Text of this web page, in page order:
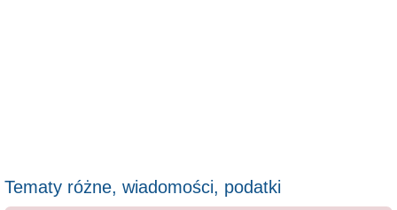
Tematy różne, wiadomości, podatki